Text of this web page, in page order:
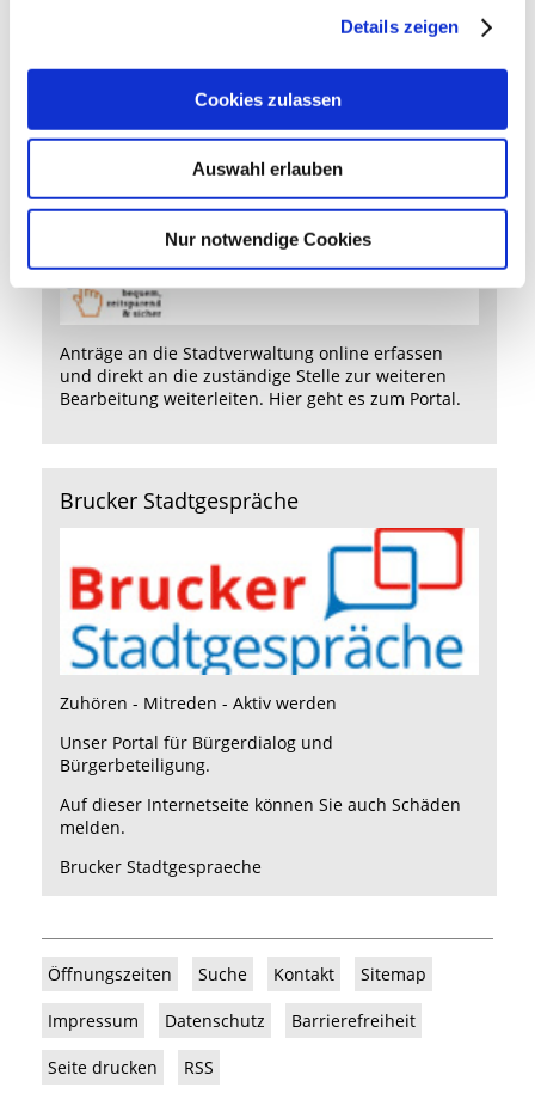
Details zeigen
Cookies zulassen
Auswahl erlauben
Nur notwendige Cookies
finden Sie unsere Öffnungszeiten und Kontakt-
Bürgerservice-Portal
Anträge an die Stadtverwaltung online erfassen
und direkt an die zuständige Stelle zur weiteren
Bearbeitung weiterleiten. Hier geht es zum Portal.
Brucker Stadtgespräche
Zuhören - Mitreden - Aktiv werden
Unser Portal für Bürgerdialog und
Bürgerbeteiligung.
Auf dieser Internetseite können Sie auch Schäden
melden.
Brucker Stadtgespraeche
Öffnungszeiten Suche Kontakt Sitemap
Impressum Datenschutz Barrierefreiheit
Seite drucken RSS